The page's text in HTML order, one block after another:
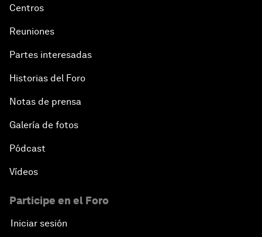
Centros
Reuniones
Partes interesadas
Historias del Foro
Notas de prensa
Galería de fotos
Pódcast
Vídeos
Participe en el Foro
Iniciar sesión